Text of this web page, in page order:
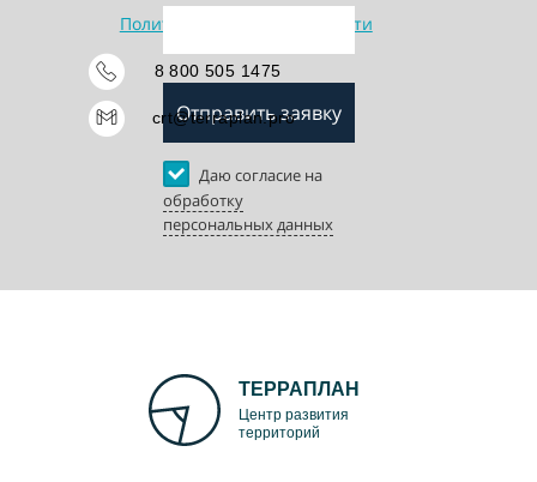
Отправить заявку
Даю согласие на
обработку
персональных данных
Политика конфедициальности
8 800 505 1475
crt@terraplan.pro
ТЕРРАПЛАН
Центр развития
территорий